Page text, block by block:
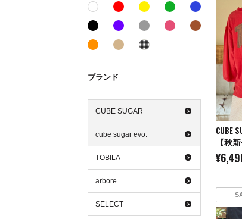
CUBE
ホワイト系レッド系 イエロー系グリーン系
ブラック系パープル系グレー系 ピンク系 ブラウン系
オレンジ系ベージュ系
ブランド
CUBE SUGAR
cube sugar evo.
TOBILA
arbore
SELECT